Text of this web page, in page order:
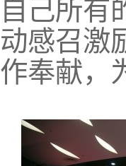
自己所有
动感召激
作奉献，